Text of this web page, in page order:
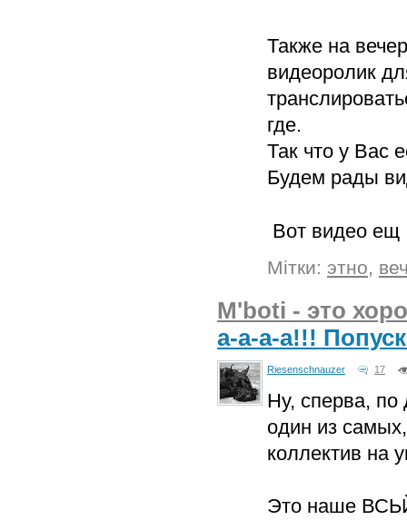
Также на
видеоролик
где.
Так что у Вас
Будем рады
Вот видео
Мітки: этно,
M'boti - это
а-а-а-а!!!
Riesenschnauzer 17
Ну, сперва, по
один из
коллектив на
Это наше